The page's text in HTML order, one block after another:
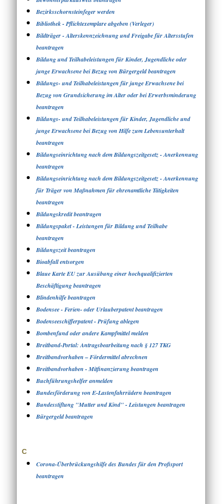
Bezirksschornsteinfeger werden
Bibliothek - Pflichtexemplare abgeben (Verleger)
Bildträger - Alterskennzeichnung und Freigabe für Altersstufen
beantragen
Bildung und Teilhabeleistungen für Kinder, Jugendliche oder
junge Erwachsene bei Bezug von Bürgergeld beantragen
Bildungs- und Teilhabeleistungen für junge Erwachsene bei
Bezug von Grundsicherung im Alter oder bei Erwerbsminderung
beantragen
Bildungs- und Teilhabeleistungen für Kinder, Jugendliche und
junge Erwachsene bei Bezug von Hilfe zum Lebensunterhalt
beantragen
Bildungseinrichtung nach dem Bildungszeitgesetz - Anerkennung
beantragen
Bildungseinrichtung nach dem Bildungszeitgesetz - Anerkennung
für Träger von Maßnahmen für ehrenamtliche Tätigkeiten
beantragen
Bildungskredit beantragen
Bildungspaket - Leistungen für Bildung und Teilhabe
beantragen
Bildungszeit beantragen
Bioabfall entsorgen
Blaue Karte EU zur Ausübung einer hochqualifizierten
Beschäftigung beantragen
Blindenhilfe beantragen
Bodensee - Ferien- oder Urlauberpatent beantragen
Bodenseeschifferpatent - Prüfung ablegen
Bombenfund oder andere Kampfmittel melden
Breitband-Portal: Antragsbearbeitung nach § 127 TKG
Breitbandvorhaben – Fördermittel abrechnen
Breitbandvorhaben - Mitfinanzierung beantragen
Buchführungshelfer anmelden
Bundesförderung von E-Lastenfahrrädern beantragen
Bundesstiftung "Mutter und Kind" - Leistungen beantragen
Bürgergeld beantragen
C
Corona-Überbrückungshilfe des Bundes für den Profisport
beantragen